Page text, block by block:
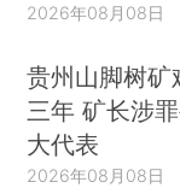
2026年08月08日
贵州山脚树矿
三年 矿长涉
大代表
2026年08月08日